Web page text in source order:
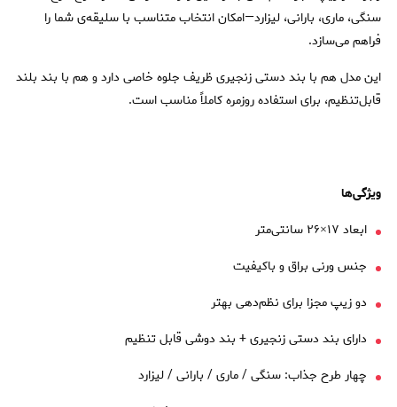
سنگی، ماری، بارانی، لیزارد—امکان انتخاب متناسب با سلیقه‌ی شما را
فراهم می‌سازد.
این مدل هم با بند دستی زنجیری ظریف جلوه خاصی دارد و هم با بند بلند
قابل‌تنظیم، برای استفاده روزمره کاملاً مناسب است.
ویژگی‌ها
ابعاد ۱۷×۲۶ سانتی‌متر
جنس ورنی براق و باکیفیت
دو زیپ مجزا برای نظم‌دهی بهتر
دارای بند دستی زنجیری + بند دوشی قابل تنظیم
چهار طرح جذاب: سنگی / ماری / بارانی / لیزارد